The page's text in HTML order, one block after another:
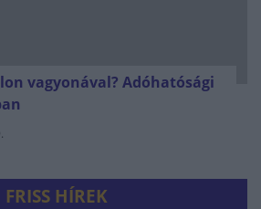
vagyonával? Adóhatósági
FRISS HÍREK